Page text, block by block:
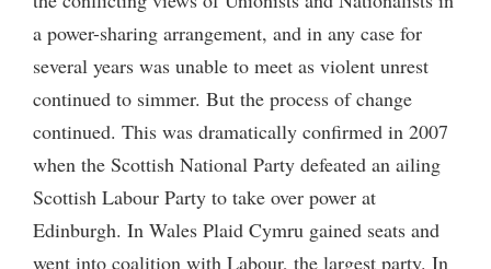
a power-sharing arrangement, and in any case for
several years was unable to meet as violent unrest
continued to simmer. But the process of change
continued. This was dramatically confirmed in 2007
when the Scottish National Party defeated an ailing
Scottish Labour Party to take over power at
Edinburgh. In Wales Plaid Cymru gained seats and
went into coalition with Labour, the largest party. In